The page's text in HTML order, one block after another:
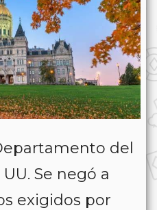
del
Se negó a
exigidos por